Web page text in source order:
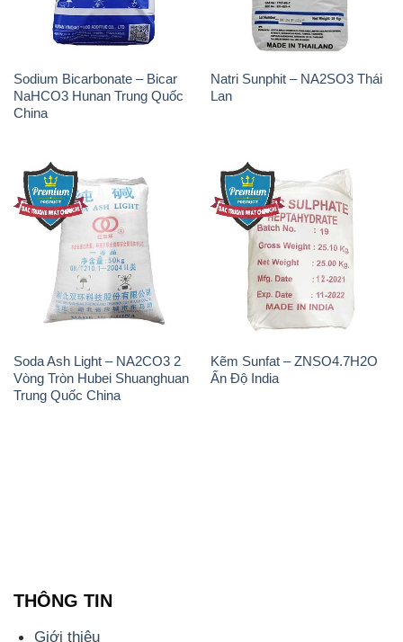
Sodium Bicarbonate – Bicar
NaHCO3 Hunan Trung Quốc
China
Natri Sunphit – NA2SO3 Thái
Lan
Soda Ash Light – NA2CO3 2
Vòng Tròn Hubei Shuanghuan
Trung Quốc China
Kẽm Sunfat – ZNSO4.7H2O
Ấn Độ India
THÔNG TIN
Giới thiệu